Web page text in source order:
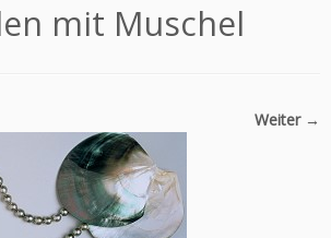
mit Muschel
Weiter →